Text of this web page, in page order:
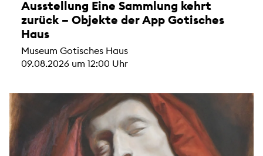
Ausstellung Eine Sammlung kehrt
zurück – Objekte der App Gotisches
Haus
Museum Gotisches Haus
09.08.2026 um 12:00 Uhr